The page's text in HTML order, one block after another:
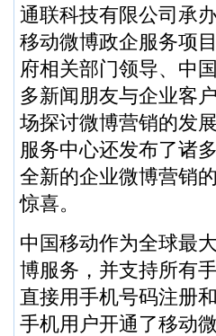
通联科技有限公司承
移动微博政企服务项
府相关部门领导、中
多新闻朋友与企业客
场探讨微博营销的发
服务中心还发布了诸
全新的企业微博营销
惊喜。
中国移动作为全球最
博服务，并支持所有
直接用手机号码注册
手机用户开通了移动